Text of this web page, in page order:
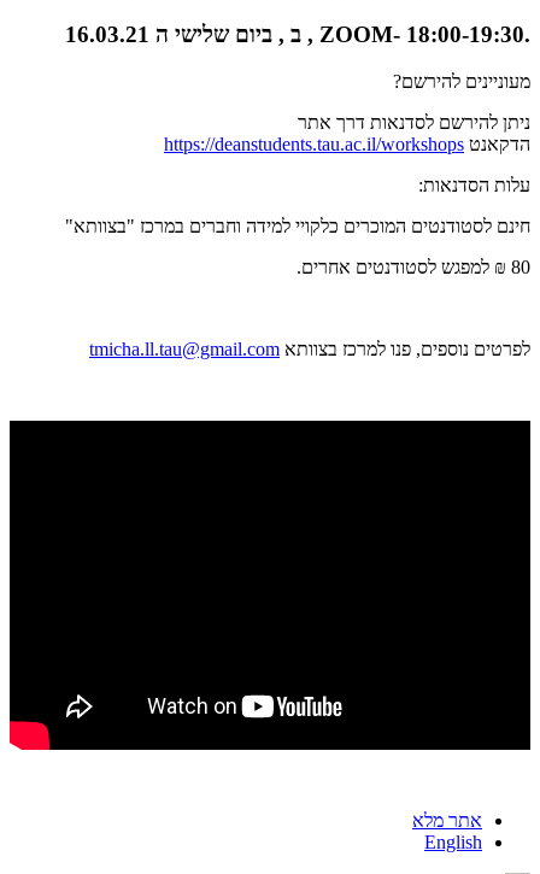
.ZOOM- 18:00-19:30 , ב , ביום שלישי ה 16.03.21
מעוניינים להירשם?
ניתן להירשם לסדנאות דרך אתר
הדקאנט https://deanstudents.tau.ac.il/workshops
עלות הסדנאות:
חינם לסטודנטים המוכרים כלקויי למידה וחברים במרכז "בצוותא"
80 ₪ למפגש לסטודנטים אחרים.
לפרטים נוספים, פנו למרכז בצוותא tmicha.ll.tau@gmail.com
אתר מלא
English